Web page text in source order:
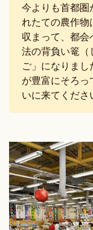
今よりも首都圏
れたての農作物
収まって、都
法の背負い篭（
ご」になりま
が豊富にそろ
いに来てくださ